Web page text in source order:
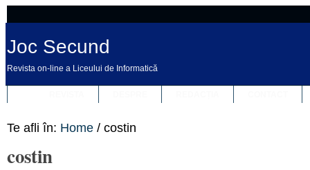
Joc Secund
Revista on-line a Liceului de Informatică
Te afli în: Home / costin
costin